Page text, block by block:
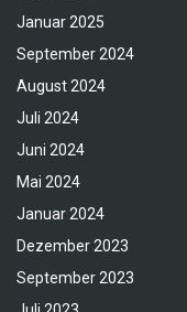
Januar 2025
September 2024
August 2024
Juli 2024
Juni 2024
Mai 2024
Januar 2024
Dezember 2023
September 2023